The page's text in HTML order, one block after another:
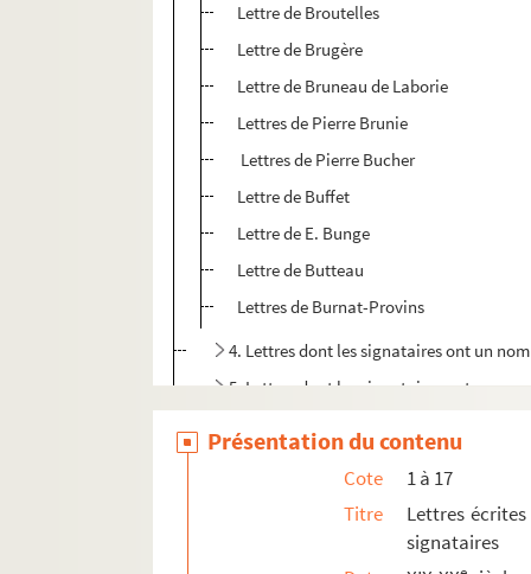
Lettre de Broutelles
Lettre de Brugère
Lettre de Bruneau de Laborie
Lettres de Pierre Brunie
Lettres de Pierre Bucher
Lettre de Buffet
Lettre de E. Bunge
Lettre de Butteau
Lettres de Burnat-Provins
4. Lettres dont les signataires ont un
5. Lettres dont les signataires ont un
9. Lettres dont les signataires ont un
Présentation du contenu
Cote
1 à 17
Titre
Lettres
signataires